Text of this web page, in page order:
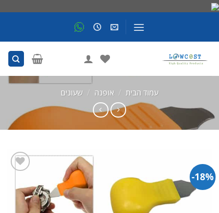
עמוד הבית / אופנה / שעונים
18%-